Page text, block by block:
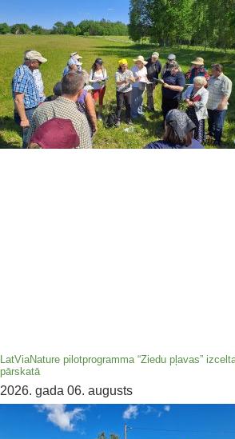
LatViaNature pilotprogramma “Ziedu pļavas”
pārskatā
2026. gada 06. augusts